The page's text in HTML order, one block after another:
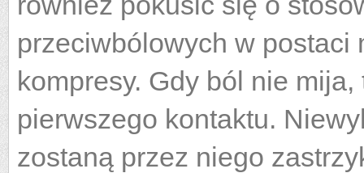
przeciwbólowych w postaci
kompresy. Gdy ból nie
pierwszego kontaktu.
zostaną przez niego